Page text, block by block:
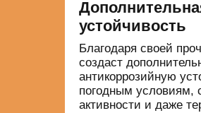
устойчивость
Благодаря своей
создаст
антикоррозийную
погодным условиям,
активности и даже